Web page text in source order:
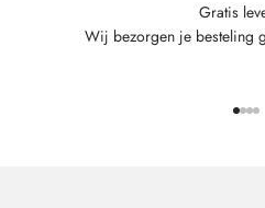
Gratis
Wij bezorgen je besteling